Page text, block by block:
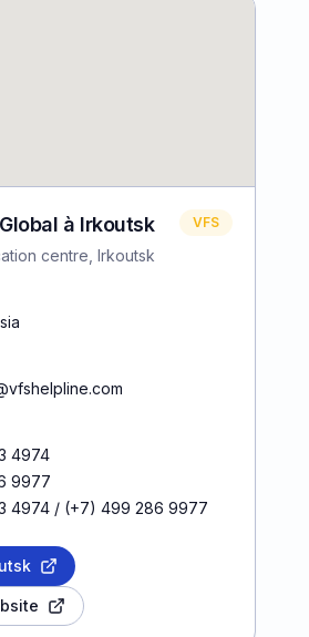
à Irkoutsk
centre, Irkoutsk
VFS
4974
9977
4974 / (+7) 499 286 9977